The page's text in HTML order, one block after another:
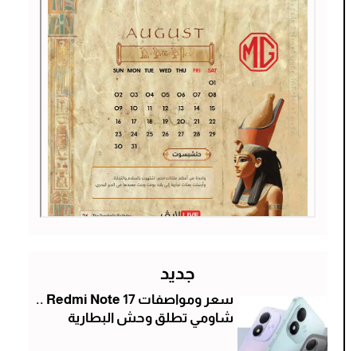
جديد
سعر ومواصفات Redmi Note 17 ..
شاومي تطلق وحش البطارية